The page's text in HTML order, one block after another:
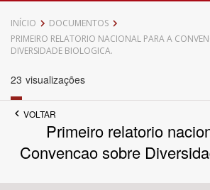
Data do Documento
INÍCIO
DOCUMENTOS
PRIMEIRO RELATORIO NACIONAL PARA A
DIVERSIDADE BIOLOGICA.
23 visualizações
VOLTAR
Primeiro relatorio
Convencao sobre